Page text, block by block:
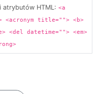
atrybutów HTML: <a
title=""> <b>
<del datetime=""> <em>